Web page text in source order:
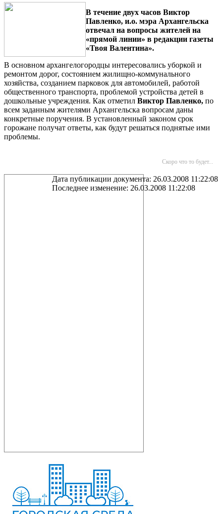
В течение двух часов Виктор
Павленко, и.о. мэра Архангельска
отвечал на вопросы жителей на
«прямой линии» в редакции газеты
«Твоя Валентина».
В основном архангелогородцы интересовались уборкой и
ремонтом дорог, состоянием жилищно-коммунального
хозяйства, созданием парковок для автомобилей, работой
общественного транспорта, проблемой устройства детей в
дошкольные учреждения. Как отметил Виктор Павленко, по
всем заданным жителями Архангельска вопросам даны
конкретные поручения. В установленный законом срок
горожане получат ответы, как будут решаться поднятые ими
проблемы.
Скоро что то будет...
Дата публикации документа: 26.03.2008 11:22:08
Последнее изменение: 26.03.2008 11:22:08